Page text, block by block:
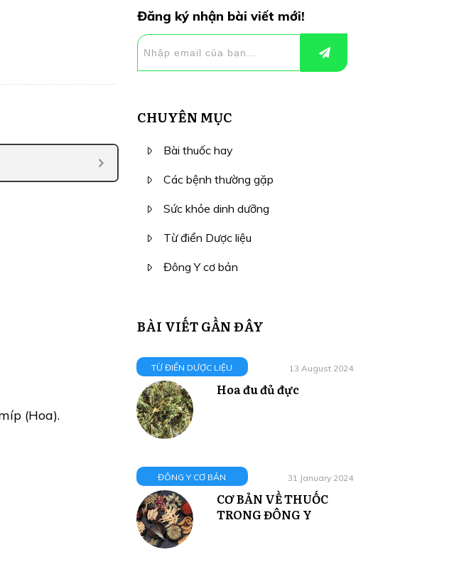
(Hoa).
Đăng ký nhận bài viết mới!
CHUYÊN MỤC
Bài thuốc hay
Các bệnh thường gặp
Sức khỏe dinh dưỡng
Từ điển Dược liệu
Đông Y cơ bản
BÀI VIẾT GẦN ĐÂY
TỪ ĐIỂN DƯỢC LIỆU 13 August 2024
Hoa đu đủ đực
ĐÔNG Y CƠ BẢN 31 January 2024
CƠ BẢN VỀ THUỐC
TRONG ĐÔNG Y